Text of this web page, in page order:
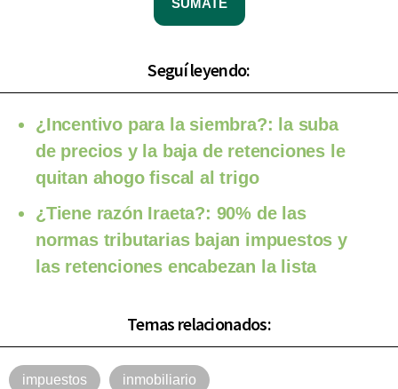
SUMATE
Seguí leyendo:
¿Incentivo para la siembra?: la suba
de precios y la baja de retenciones le
quitan ahogo fiscal al trigo
¿Tiene razón Iraeta?: 90% de las
normas tributarias bajan impuestos y
las retenciones encabezan la lista
Temas relacionados:
impuestos inmobiliario